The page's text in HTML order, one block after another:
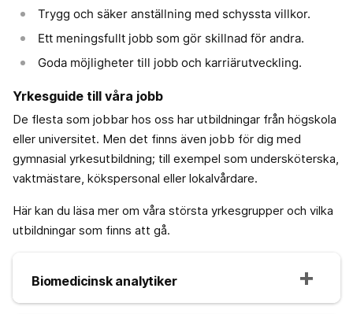
Trygg och säker anställning med schyssta villkor.
Ett meningsfullt jobb som gör skillnad för andra.
Goda möjligheter till jobb och karriärutveckling.
Yrkesguide till våra jobb
De flesta som jobbar hos oss har utbildningar från högskola
eller universitet. Men det finns även jobb för dig med
gymnasial yrkesutbildning; till exempel som undersköterska,
vaktmästare, kökspersonal eller lokalvårdare.
Här kan du läsa mer om våra största yrkesgrupper och vilka
utbildningar som finns att gå.
Biomedicinsk analytiker